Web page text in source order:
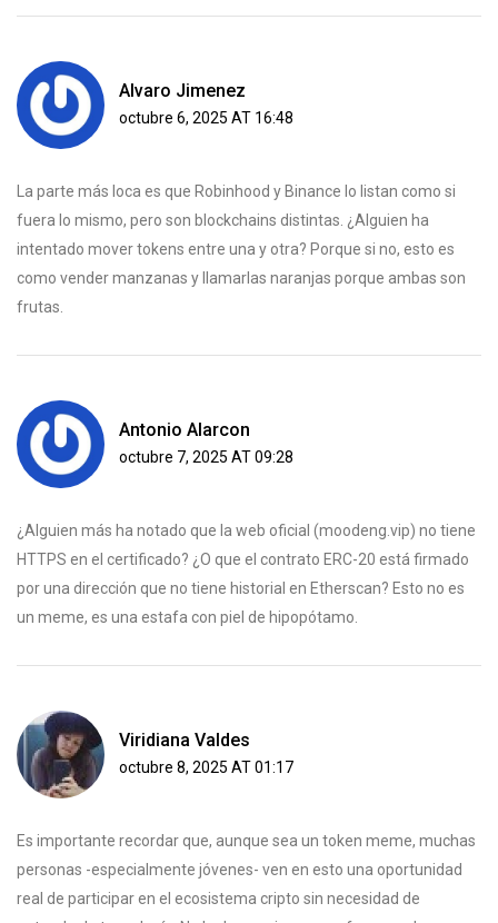
Alvaro Jimenez
octubre 6, 2025 AT 16:48
La parte más loca es que Robinhood y Binance lo listan como si
fuera lo mismo, pero son blockchains distintas. ¿Alguien ha
intentado mover tokens entre una y otra? Porque si no, esto es
como vender manzanas y llamarlas naranjas porque ambas son
frutas.
Antonio Alarcon
octubre 7, 2025 AT 09:28
¿Alguien más ha notado que la web oficial (moodeng.vip) no tiene
HTTPS en el certificado? ¿O que el contrato ERC-20 está firmado
por una dirección que no tiene historial en Etherscan? Esto no es
un meme, es una estafa con piel de hipopótamo.
Viridiana Valdes
octubre 8, 2025 AT 01:17
Es importante recordar que, aunque sea un token meme, muchas
personas -especialmente jóvenes- ven en esto una oportunidad
real de participar en el ecosistema cripto sin necesidad de